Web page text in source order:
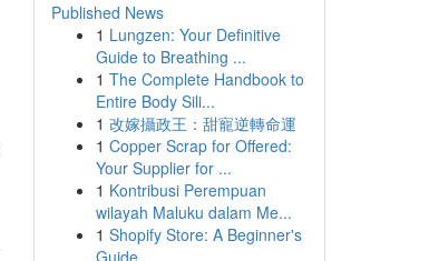
Published News
1 Lungzen: Your Definitive
Guide to Breathing ...
1 The Complete Handbook to
Entire Body Sili...
1 改嫁攝政王：甜寵逆轉命運
1 Copper Scrap for Offered:
Your Supplier for ...
1 Kontribusi Perempuan
wilayah Maluku dalam Me...
1 Shopify Store: A Beginner's
Guide